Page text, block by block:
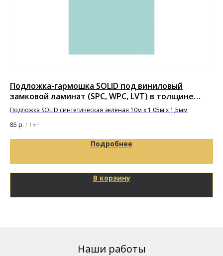
Подложка-гармошка SOLID под виниловый
замковой ламинат (SPC, WPC, LVT) в толщине
1,5мм
Подложка SOLID синтетическая зеленая 10м х 1,05м х 1,5мм
85 р. / 1 m²
Подробнее
В корзину
Наши работы